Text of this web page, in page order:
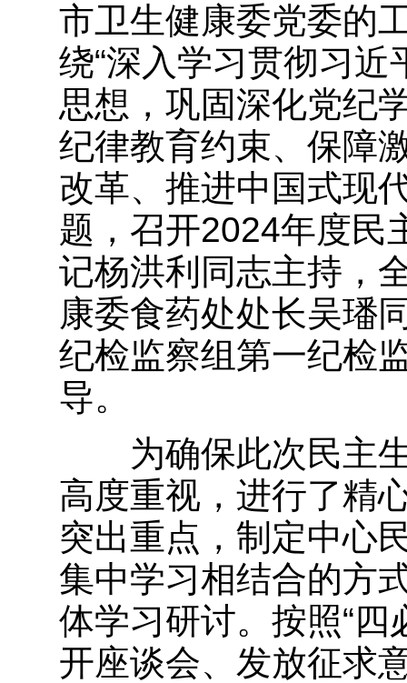
市卫生健康委党委的
绕“深入学习贯彻习
思想，巩固深化党纪
纪律教育约束、保障
改革、推进中国式现
题，召开2024年度民
记杨洪利同志主持，
康委食药处处长吴璠
纪检监察组第一纪检
导。
为确保此次民主生
高度重视，进行了精
突出重点，制定中心
集中学习相结合的方
体学习研讨。按照“四
开座谈会、发放征求